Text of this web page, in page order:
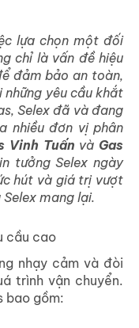
lựa chọn một đối
chỉ là vấn đề hiệu
đảm bảo an toàn,
yêu cầu khắt
Selex đã và đang
nhiều đơn vị phân
Vinh Tuấn và Gas
tưởng Selex ngày
hút và giá trị vượt
mang lại.
cầu cao
nhạy cảm và đòi
trình vận chuyển.
bao gồm: